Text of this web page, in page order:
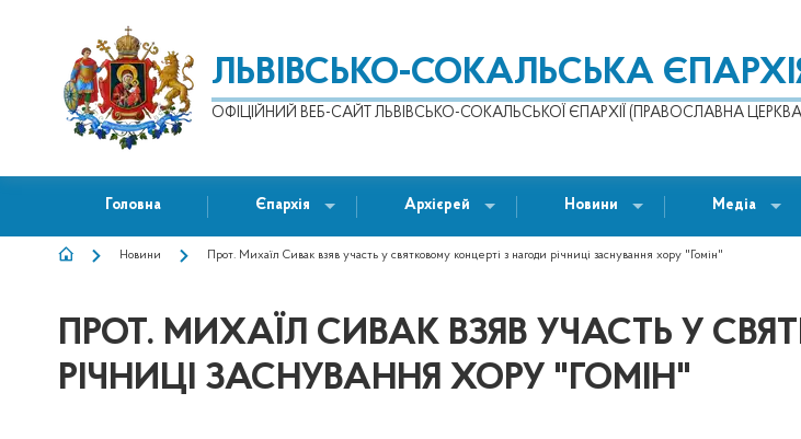
ЛЬВІВСЬКО-СОКАЛЬСЬКА
ОФІЦІЙНИЙ ВЕБ-САЙТ ЛЬВІВСЬКО-СОКАЛЬСЬКОЇ ЄПАРХІЇ (ПРАВОСЛАВНА ЦЕРКВА
Головна Єпархія Архієрей Новини Медіа
РЯДОК
НАВІҐАЦІЇ
Новини Прот. Михаїл Сивак взяв участь у святковому концерті з нагоди річниці заснування хору "Гомін"
ПРОТ. МИХАЇЛ СИВАК ВЗЯВ УЧАСТЬ У
РІЧНИЦІ ЗАСНУВАННЯ ХОРУ "ГОМІН"